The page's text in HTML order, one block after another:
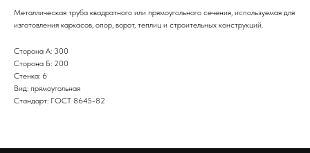
Металлическая труба квадратного или прямоугольного сечения, используемая для
изготовления каркасов, опор, ворот, теплиц и строительных конструкций.
Сторона А: 300
Сторона Б: 200
Стенка: 6
Вид: прямоугольная
Стандарт: ГОСТ 8645-82